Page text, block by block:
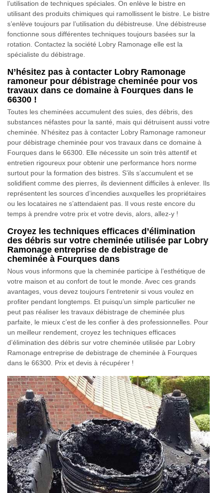
l’utilisation de techniques spéciales. On enlève le bistre en
utilisant des produits chimiques qui ramollissent le bistre. Le bistre
s’enlève toujours par l’utilisation du débistreuse. Une débistreuse
fonctionne sous différentes techniques toujours basées sur la
rotation. Contactez la société Lobry Ramonage elle est la
spécialiste du débistrage.
N’hésitez pas à contacter Lobry Ramonage
ramoneur pour débistrage cheminée pour vos
travaux dans ce domaine à Fourques dans le
66300 !
Toutes les cheminées accumulent des suies, des débris, des
substances néfastes pour la santé, mais qui détruisent aussi votre
cheminée. N’hésitez pas à contacter Lobry Ramonage ramoneur
pour débistrage cheminée pour vos travaux dans ce domaine à
Fourques dans le 66300. Elle nécessite un soin très attentif et
entretien rigoureux pour obtenir une performance hors norme
surtout pour la formation des bistres. S’ils s’accumulent et se
solidifient comme des pierres, ils deviennent difficiles à enlever. Ils
représentent les sources d’incendies auxquelles les propriétaires
ou les locataires ne s’attendaient pas. Il vous reste encore du
temps à prendre votre prix et votre devis, alors, allez-y !
Croyez les techniques efficaces d’élimination
des débris sur votre cheminée utilisée par Lobry
Ramonage entreprise de debistrage de
cheminée à Fourques dans
Nous vous informons que la cheminée participe à l’esthétique de
votre maison et au confort de tout le monde. Avec ces grands
avantages, vous devez toujours l’entretenir si vous voulez en
profiter pendant longtemps. Et puisqu’un simple particulier ne
peut pas réaliser les travaux débistrage de cheminée plus
parfaite, le mieux c’est de les confier à des professionnelles. Pour
un meilleur rendement, croyez les techniques efficaces
d’élimination des débris sur votre cheminée utilisée par Lobry
Ramonage entreprise de debistrage de cheminée à Fourques
dans le 66300. Prix et devis à récupérer !